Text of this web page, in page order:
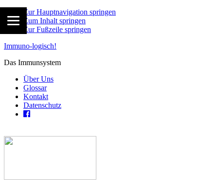
Zur Hauptnavigation springen
Zum Inhalt springen
Zur Fußzeile springen
Immuno-logisch!
Das Immunsystem
Über Uns
Glossar
Kontakt
Datenschutz